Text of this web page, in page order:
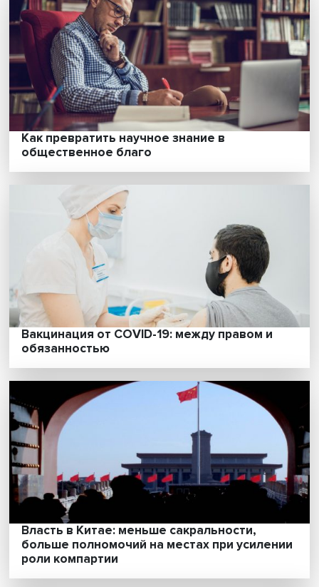
Японский агрокомплекс: от мелких
натуральных хозяйств до роботов на
рисовом поле
«ВШЭ действительно уникальное место,
здесь осуществляется взаимодействие
разных религий»